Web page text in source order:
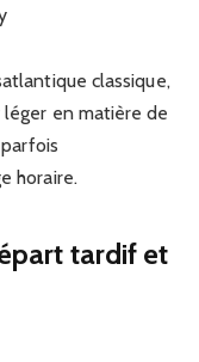
classique,
en matière de
horaire.
tardif et